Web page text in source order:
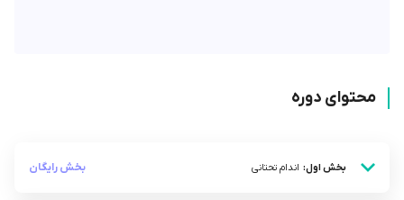
محتوای دوره
بخش اول: اندام تحتانی بخش رایگان